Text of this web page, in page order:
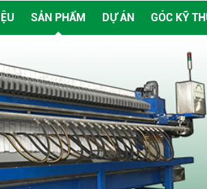
SẢN PHẨM DỰ ÁN GÓC KỸ